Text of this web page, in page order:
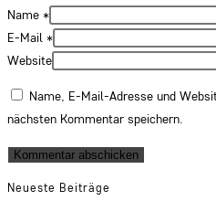
Name *
E-Mail *
Website
Name, E-Mail-Adresse und
nächsten Kommentar speichern.
Neueste Beiträge